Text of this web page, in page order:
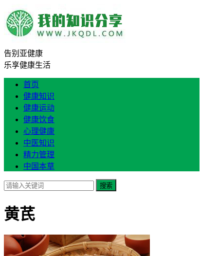
告别亚健康
乐享健康生活
首页
健康知识
健康运动
健康饮食
心理健康
中医知识
精力管理
中国本草
搜索
黄芪